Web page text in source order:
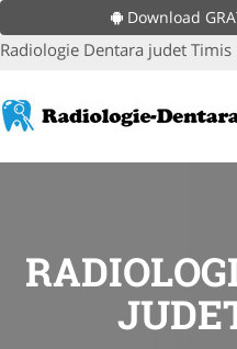
Download
Radiologie Dentara judet Timis